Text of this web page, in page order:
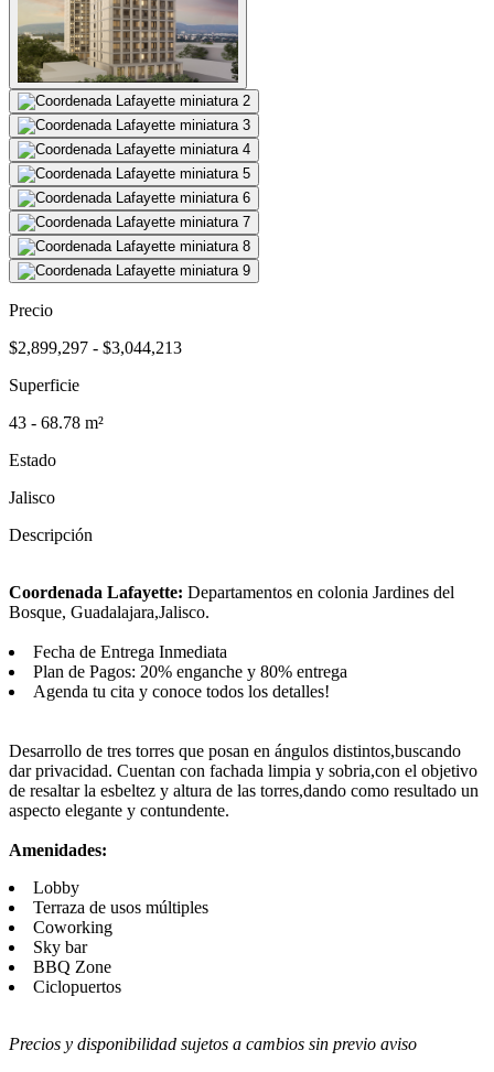
Precio
$2,899,297 - $3,044,213
Superficie
43 - 68.78 m²
Estado
Jalisco
Descripción
Coordenada Lafayette: Departamentos en colonia Jardines del
Bosque, Guadalajara,Jalisco.
Fecha de Entrega Inmediata
Plan de Pagos: 20% enganche y 80% entrega
Agenda tu cita y conoce todos los detalles!
Desarrollo de tres torres que posan en ángulos distintos,buscando
dar privacidad. Cuentan con fachada limpia y sobria,con el objetivo
de resaltar la esbeltez y altura de las torres,dando como resultado un
aspecto elegante y contundente.
Amenidades:
Lobby
Terraza de usos múltiples
Coworking
Sky bar
BBQ Zone
Ciclopuertos
Precios y disponibilidad sujetos a cambios sin previo aviso